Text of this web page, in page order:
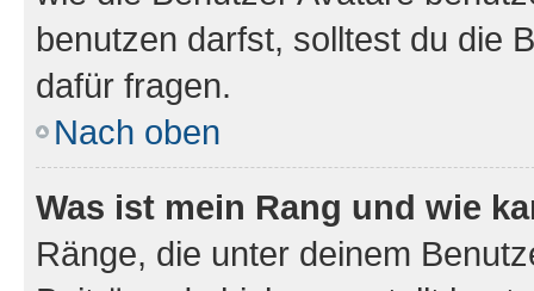
benutzen darfst, solltest du die
dafür fragen.
Nach oben
Was ist mein Rang und wie
Ränge, die unter deinem